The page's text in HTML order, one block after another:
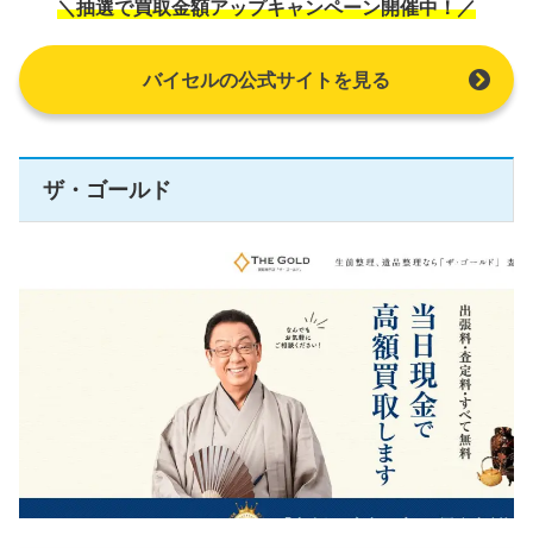
＼抽選で買取金額アップキャンペーン開催中！／
バイセルの公式サイトを見る
ザ・ゴールド